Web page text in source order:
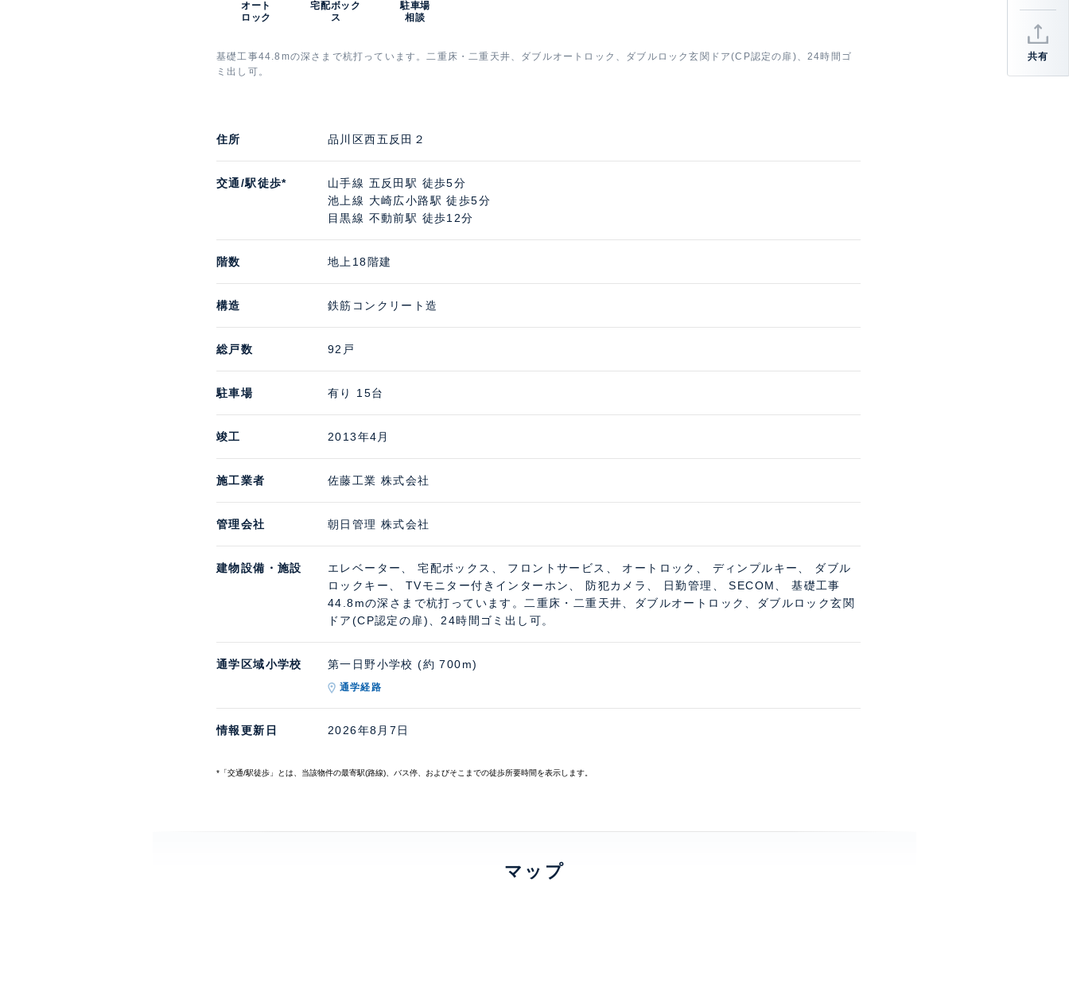
オート
ロック
宅配ボック
ス
駐車場
相談
基礎工事44.8mの深さまで杭打っています。二重床・二重天井、ダブルオートロック、ダブルロック玄関ドア(CP認定の扉)、24時間ゴ
ミ出し可。
住所 品川区西五反田２
交通/駅徒歩*
山手線 五反田駅 徒歩5分
池上線 大崎広小路駅 徒歩5分
目黒線 不動前駅 徒歩12分
階数 地上18階建
構造 鉄筋コンクリート造
総戸数 92戸
駐車場 有り 15台
竣工 2013年4月
施工業者 佐藤工業 株式会社
管理会社 朝日管理 株式会社
建物設備・施設
エレベーター、 宅配ボックス、 フロントサービス、 オートロック、 ディンプルキー、 ダブル
ロックキー、 TVモニター付きインターホン、 防犯カメラ、 日勤管理、 SECOM、 基礎工事
44.8mの深さまで杭打っています。二重床・二重天井、ダブルオートロック、ダブルロック玄関
ドア(CP認定の扉)、24時間ゴミ出し可。
通学区域小学校 第一日野小学校 (約 700m)
通学経路
情報更新日 2026年8月7日
*「交通/駅徒歩」とは、当該物件の最寄駅(路線)、バス停、およびそこまでの徒歩所要時間を表示します。
マップ
共有